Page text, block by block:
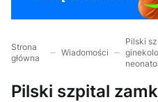
Strona
główna
Wiadomości
Pilski
Pilski szpital